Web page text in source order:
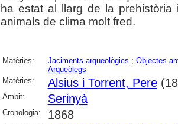
ha estat al llarg de la
animals de clima molt fred.
Matèries: Jaciments arqueològics ; Objectes
Arqueòlegs
Matèries:
Alsius i Torrent, Pere
Àmbit: Serinyà
Cronologia: 1868